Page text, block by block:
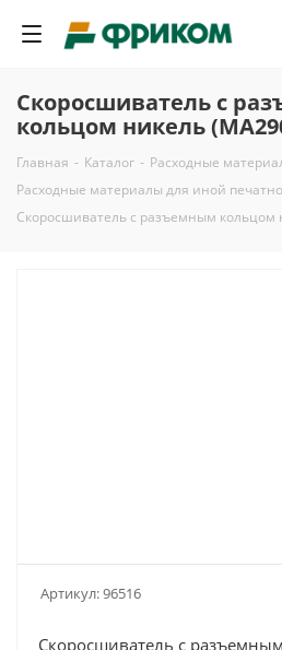
Скоросшиватель с
кольцом никель
Главная - Каталог - Расходные
Расходные материалы для иной
Скоросшиватель с разъемным кольцом
Артикул:96516
Скоросшиватель с